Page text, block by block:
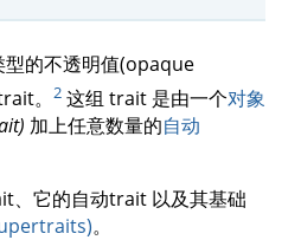
的不透明值(opaque
。
2 这组 trait 是由一个对象
加上任意数量的自动
、它的自动trait 以及其基础
。